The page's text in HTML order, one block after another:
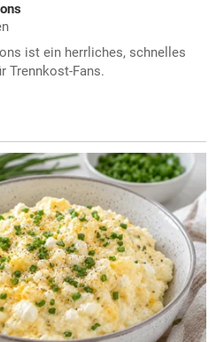
ist ein herrliches, schnelles
Trennkost-Fans.